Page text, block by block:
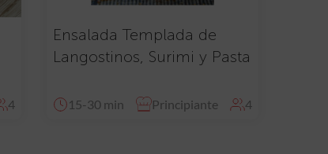
4
Ensalada Templada de
Langostinos, Surimi y Pasta
15-30 min Principiante 4